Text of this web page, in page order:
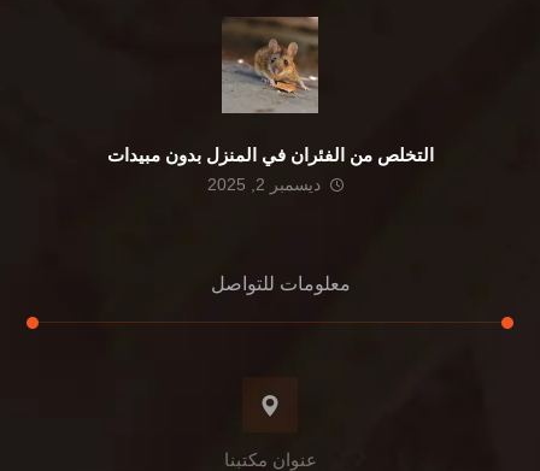
التخلص من الفئران في المنزل بدون مبيدات
ديسمبر 2, 2025
معلومات للتواصل
عنوان مكتبنا